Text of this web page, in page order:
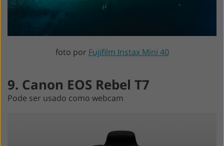
foto por Fujifilm Instax Mini 40
9. Canon EOS Rebel T7
Pode ser usado como webcam